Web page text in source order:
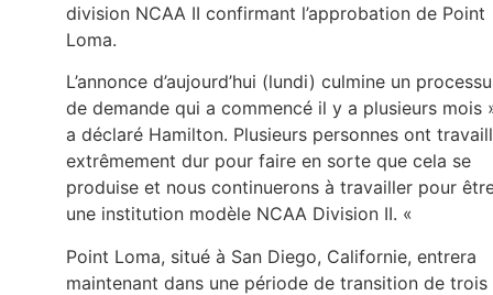
division NCAA II confirmant l’approbation de Point
Loma.
L’annonce d’aujourd’hui (lundi) culmine un
de demande qui a commencé il y a plusieurs mois
a déclaré Hamilton. Plusieurs personnes ont
extrêmement dur pour faire en sorte que cela se
produise et nous continuerons à travailler pour
une institution modèle NCAA Division II. «
Point Loma, situé à San Diego, Californie, entrera
maintenant dans une période de transition de trois